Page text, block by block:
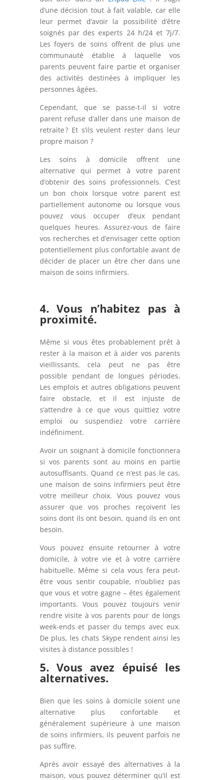
d’une décision tout à fait valable, car elle
leur permet d’avoir la possibilité d’être
soignés par des experts 24 h/24 et 7j/7.
Les foyers de soins offrent de plus une
communauté établie à laquelle vos
parents peuvent faire partie et organiser
des activités destinées à impliquer les
personnes âgées.
Cependant, que se passe-t-il si votre
parent refuse d’aller dans une maison de
retraite ? Et s’ils veulent rester dans leur
propre maison ?
Les soins à domicile offrent une
alternative qui permet à votre parent
d’obtenir des soins professionnels. C’est
un bon choix lorsque votre parent est
partiellement autonome ou lorsque vous
pouvez vous occuper d’eux pendant
quelques heures. Assurez-vous de faire
vos recherches et d’envisager cette option
potentiellement plus confortable avant de
décider de placer un être cher dans une
maison de soins infirmiers.
4. Vous n’habitez pas à
proximité.
Même si vous êtes probablement prêt à
rester à la maison et à aider vos parents
vieillissants, cela peut ne pas être
possible pendant de longues périodes.
Les emplois et autres obligations peuvent
faire obstacle, et il est injuste de
s’attendre à ce que vous quittiez votre
emploi ou suspendiez votre carrière
indéfiniment.
Avoir un soignant à domicile fonctionnera
si vos parents sont au moins en partie
autosuffisants. Quand ce n’est pas le cas,
une maison de soins infirmiers peut être
votre meilleur choix. Vous pouvez vous
assurer que vos proches reçoivent les
soins dont ils ont besoin, quand ils en ont
besoin.
Vous pouvez ensuite retourner à votre
domicile, à votre vie et à votre carrière
habituelle. Même si cela vous fera peut-
être vous sentir coupable, n’oubliez pas
que vous et votre gagne –êtes également
importants. Vous pouvez toujours venir
rendre visite à vos parents pour de longs
week-ends et passer du temps avec eux.
De plus, les chats Skype rendent ainsi les
visites à distance possibles !
5. Vous avez épuisé les
alternatives.
Bien que les soins à domicile soient une
alternative plus confortable et
généralement supérieure à une maison
de soins infirmiers, ils peuvent parfois ne
pas suffire.
Après avoir essayé des alternatives à la
maison, vous pouvez déterminer qu’il est